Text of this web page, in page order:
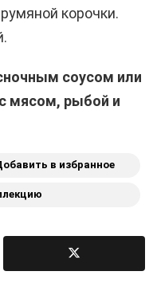
корочки.
соусом или
мясом, рыбой и
в избранное